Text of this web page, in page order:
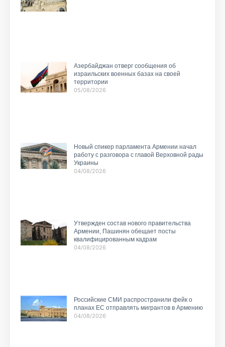
Азербайджан отверг сообщения об
израильских военных базах на своей
территории
05/08/2026
Новый спикер парламента Армении начал
работу с разговора с главой Верховной рады
Украины
04/08/2026
Утвержден состав нового правительства
Армении, Пашинян обещает посты
квалифицированным кадрам
04/08/2026
Российские СМИ распространили фейк о
планах ЕС отправлять мигрантов в Армению
04/08/2026